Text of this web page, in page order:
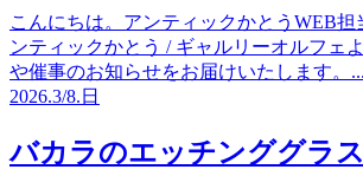
こんにちは。アンティックかとうWEB担
ンティックかとう / ギャルリーオルフェ
や催事のお知らせをお届けいたします。
2026.3/8. 日
バカラのエッチンググラス